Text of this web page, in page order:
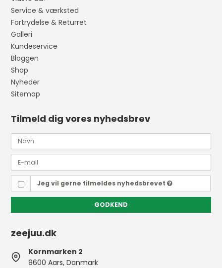
Service & værksted
Fortrydelse & Returret
Galleri
Kundeservice
Bloggen
Shop
Nyheder
Sitemap
Tilmeld dig vores nyhedsbrev
Jeg vil gerne tilmeldes nyhedsbrevet
GODKEND
zeejuu.dk
Kornmarken 2
9600 Aars, Danmark